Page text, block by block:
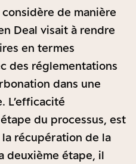
de manière
Deal visait à rendre
en termes
des réglementations
dans une
L’efficacité
du processus, est
récupération de la
deuxième étape, il